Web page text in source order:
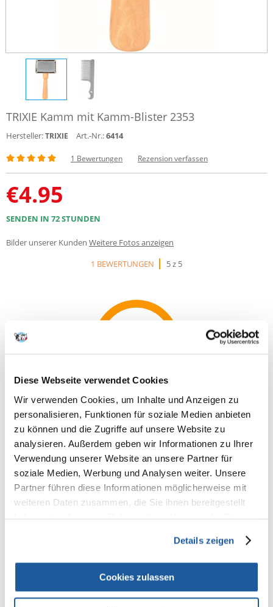
Diese Webseite verwendet Cookies
Wir verwenden Cookies, um Inhalte und Anzeigen zu
personalisieren, Funktionen für soziale Medien anbieten
zu können und die Zugriffe auf unsere Website zu
analysieren. Außerdem geben wir Informationen zu Ihrer
Verwendung unserer Website an unsere Partner für
soziale Medien, Werbung und Analysen weiter. Unsere
Partner führen diese Informationen möglicherweise mit
weiteren Daten zusammen, die Sie ihnen bereitgestellt
Details zeigen
Cookies zulassen
TRIXIE Kamm mit Kamm-Blister 2353
Hersteller:TRIXIE Art.-Nr.:6414
1 Bewertungen Rezension verfassen
€4.95
SENDEN IN 72 STUNDEN
Bilder unserer Kunden Weitere Fotos anzeigen
1 BEWERTUNGEN
5 z 5
Recommend
100% KUNDEN EMPFEHLEN DIESES PRODUKT
REZENSION VERFASSEN
Produktbeschreibung
Kardierkamm zum Auskämmen der Unterwolle bei Haustieren.
Empfohlen für kleine Hunde, stark haarende oder langhaarige Katzen
mit Unterwolle.
Mit einem Kamm zum Reinigen des Kammes von ausgezogenen